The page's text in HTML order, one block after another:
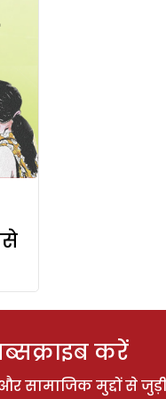
करें
सामाजिक मुद्दों से